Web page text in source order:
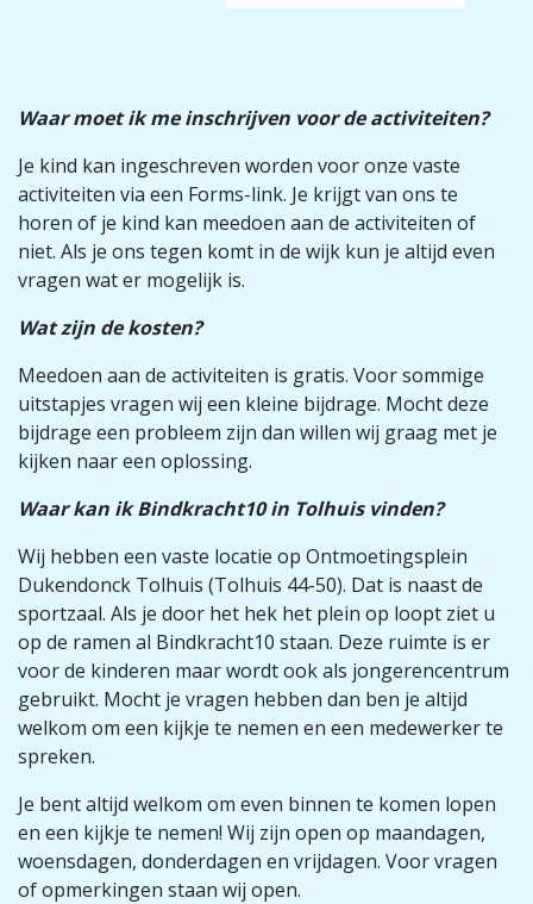
Waar moet ik me inschrijven voor de activiteiten?
Je kind kan ingeschreven worden voor onze vaste
activiteiten via een Forms-link. Je krijgt van ons te
horen of je kind kan meedoen aan de activiteiten of
niet. Als je ons tegen komt in de wijk kun je altijd even
vragen wat er mogelijk is.
Wat zijn de kosten?
Meedoen aan de activiteiten is gratis. Voor sommige
uitstapjes vragen wij een kleine bijdrage. Mocht deze
bijdrage een probleem zijn dan willen wij graag met je
kijken naar een oplossing.
Waar kan ik Bindkracht10 in Tolhuis vinden?
Wij hebben een vaste locatie op Ontmoetingsplein
Dukendonck Tolhuis (Tolhuis 44-50). Dat is naast de
sportzaal. Als je door het hek het plein op loopt ziet u
op de ramen al Bindkracht10 staan. Deze ruimte is er
voor de kinderen maar wordt ook als jongerencentrum
gebruikt. Mocht je vragen hebben dan ben je altijd
welkom om een kijkje te nemen en een medewerker te
spreken.
Je bent altijd welkom om even binnen te komen lopen
en een kijkje te nemen! Wij zijn open op maandagen,
woensdagen, donderdagen en vrijdagen. Voor vragen
of opmerkingen staan wij open.